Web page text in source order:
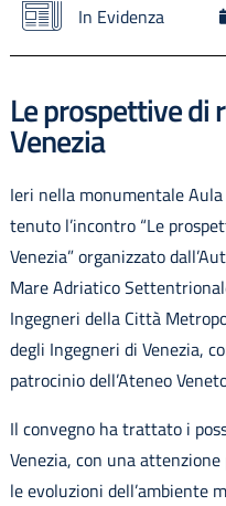
In Evidenza
Le prospettive di
Venezia
Ieri nella monumentale Aula
tenuto l’incontro “Le
Venezia” organizzato
Mare Adriatico
Ingegneri della Città
degli Ingegneri di Venezia,
patrocinio dell’Ateneo
Il convegno ha trattato i
Venezia, con una
le evoluzioni dell’ambiente